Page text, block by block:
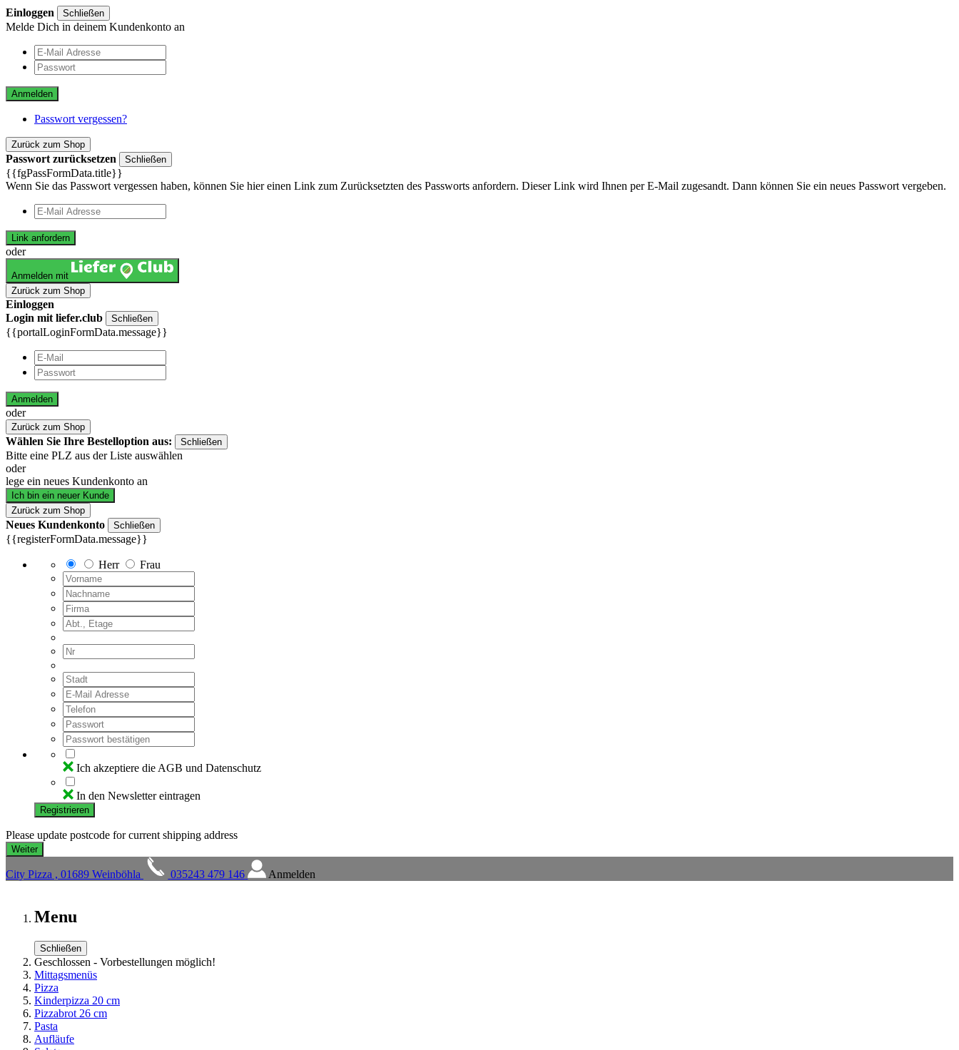
Einloggen Schließen
Melde Dich in deinem Kundenkonto an
Anmelden
Passwort vergessen?
Zurück zum Shop
Passwort zurücksetzen Schließen
{{fgPassFormData.title}}
Wenn Sie das Passwort vergessen haben, können Sie hier einen Link zum Zurücksetzten des Passworts anfordern. Dieser Link wird Ihnen per E-Mail zugesandt. Dann können Sie ein neues Passwort vergeben.
Link anfordern
oder
Anmelden mit
Zurück zum Shop
Einloggen
Login mit liefer.club
Schließen
{{portalLoginFormData.message}}
Anmelden
oder
Zurück zum Shop
Wählen Sie Ihre Bestelloption aus: Schließen
Bitte eine PLZ aus der Liste auswählen
oder
lege ein neues Kundenkonto an
Ich bin ein neuer Kunde
Zurück zum Shop
Neues Kundenkonto Schließen
{{registerFormData.message}}
Herr Frau
Ich akzeptiere die AGB und Datenschutz
In den Newsletter eintragen
Registrieren
Please update postcode for current shipping address
City Pizza , 01689 Weinböhla 035243 479 146 Anmelden
Menu
Schließen
Geschlossen - Vorbestellungen möglich!
Mittagsmenüs
Pizza
Kinderpizza 20 cm
Pizzabrot 26 cm
Pasta
Aufläufe